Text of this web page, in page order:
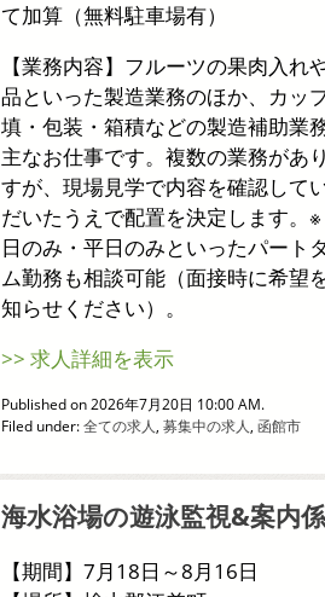
て加算（無料駐車場有）
【業務内容】フルーツの果肉入れ
品といった製造業務のほか、カッ
填・包装・箱積などの製造補助業
主なお仕事です。複数の業務があ
すが、現場見学で内容を確認して
だいたうえで配置を決定します。
日のみ・平日のみといったパート
ム勤務も相談可能（面接時に希望
知らせください）。
>> 求人詳細を表示
Published on 2026年7月20日 10:00 AM.
Filed under:全ての求人, 募集中の求人, 函館市
海水浴場の遊泳監視&案内係
【期間】7月18日～8月16日